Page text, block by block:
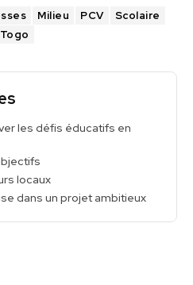
Milieu PCV
Scolaire
Togo
les défis éducatifs en
locaux
dans un projet ambitieux